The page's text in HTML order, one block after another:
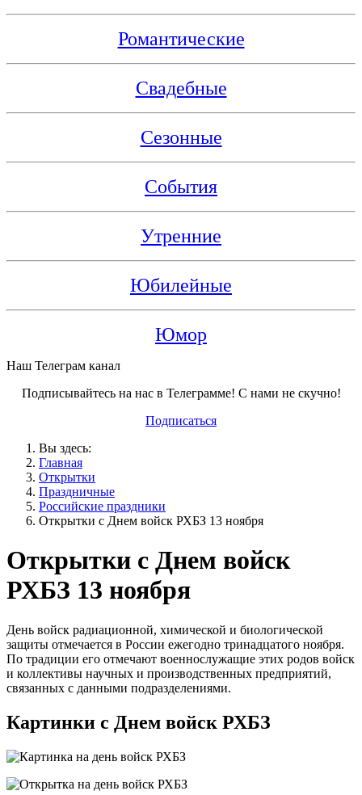
Романтические
Свадебные
Сезонные
События
Утренние
Юбилейные
Юмор
Наш Телеграм канал
Подписывайтесь на нас в Телеграмме! С нами не скучно!
Подписаться
Вы здесь:
Главная
Открытки
Праздничные
Российские праздники
Открытки с Днем войск РХБЗ 13 ноября
Открытки с Днем войск
РХБЗ 13 ноября
День войск радиационной, химической и биологической
защиты отмечается в России ежегодно тринадцатого ноября.
По традиции его отмечают военнослужащие этих родов войск
и коллективы научных и производственных предприятий,
связанных с данными подразделениями.
Картинки с Днем войск РХБЗ